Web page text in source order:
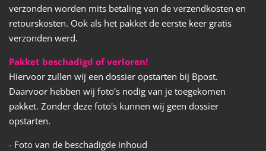
verzonden worden mits betaling van de verzendkosten en
retourskosten. Ook als het pakket de eerste keer gratis
verzonden werd.
Pakket beschadigd of verloren!
Hiervoor zullen wij een dossier opstarten bij Bpost.
Daarvoor hebben wij foto's nodig van je toegekomen
pakket. Zonder deze foto's kunnen wij geen dossier
opstarten.
- Foto van de beschadigde inhoud